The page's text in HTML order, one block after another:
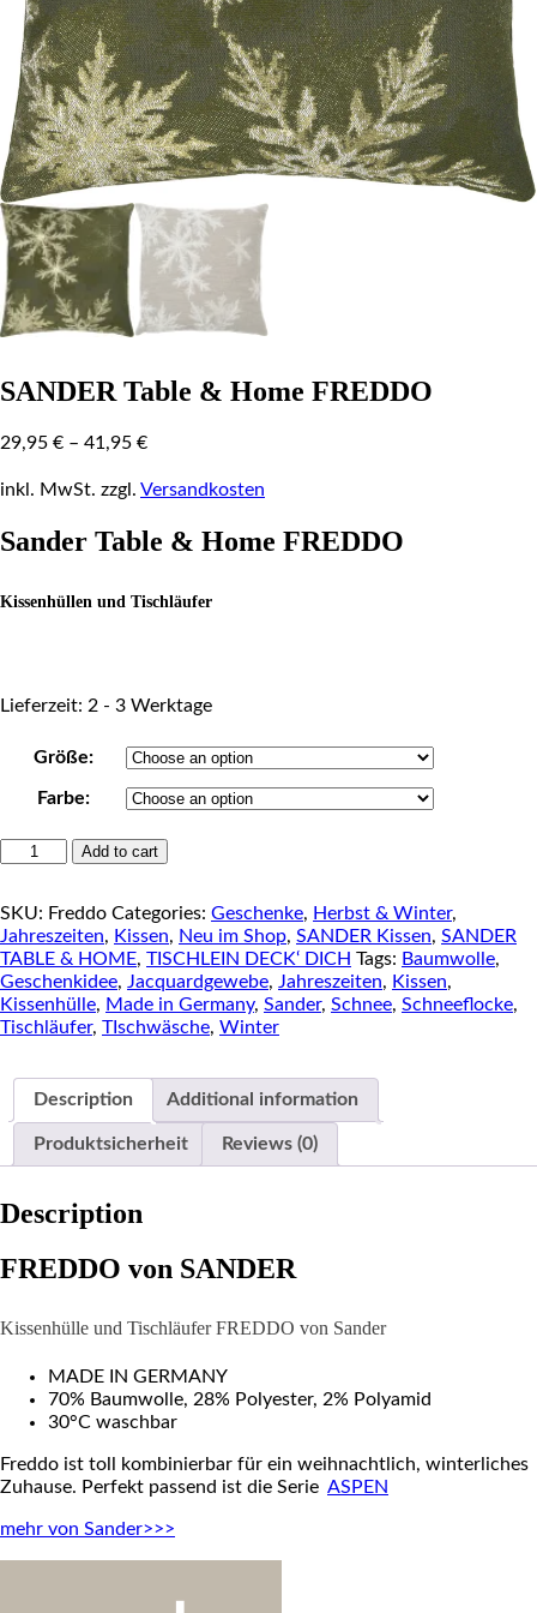
SANDER Table & Home FREDDO
29,95 € – 41,95 €
inkl. MwSt. zzgl. Versandkosten
Sander Table & Home FREDDO
Kissenhüllen und Tischläufer
Lieferzeit: 2 - 3 Werktage
Größe:
Farbe:
SANDER
Home
FREDDO
quantity
Add to cart
SKU: Freddo Categories: Geschenke, Herbst & Winter,
Jahreszeiten, Kissen, Neu im Shop, SANDER Kissen, SANDER
TABLE & HOME, TISCHLEIN DECK‘ DICH Tags: Baumwolle,
Geschenkidee, Jacquardgewebe, Jahreszeiten, Kissen,
Kissenhülle, Made in Germany, Sander, Schnee, Schneeflocke,
Tischläufer, TIschwäsche, Winter
Description Additional information
Produktsicherheit Reviews (0)
Description
FREDDO von SANDER
Kissenhülle und Tischläufer FREDDO von Sander
MADE IN GERMANY
70% Baumwolle, 28% Polyester, 2% Polyamid
30°C waschbar
Freddo ist toll kombinierbar für ein weihnachtlich, winterliches
Zuhause. Perfekt passend ist die Serie ASPEN
mehr von Sander>>>